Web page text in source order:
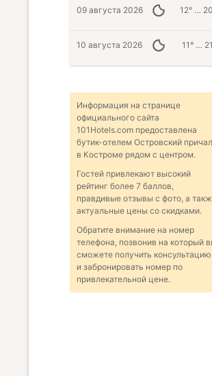
09 августа 2026 12° …
10 августа 2026 11° …
Информация на странице
официального сайта
101Hotels.com предоставлена
бутик-отелем Островский причал
в Костроме рядом с центром.
Гостей привлекают высокий
рейтинг более 7 баллов,
правдивые отзывы с фото, а
актуальные цены со скидками.
Обратите внимание на номер
телефона, позвонив на который
сможете получить консультацию
и забронировать номер по
привлекательной цене.